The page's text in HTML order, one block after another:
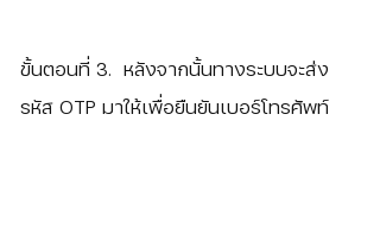
ขั้นตอนที่ 3.  หลังจากนั้นทางระบบจะส่ง
รหัส OTP มาให้เพื่อยืนยันเบอร์โทรศัพท์